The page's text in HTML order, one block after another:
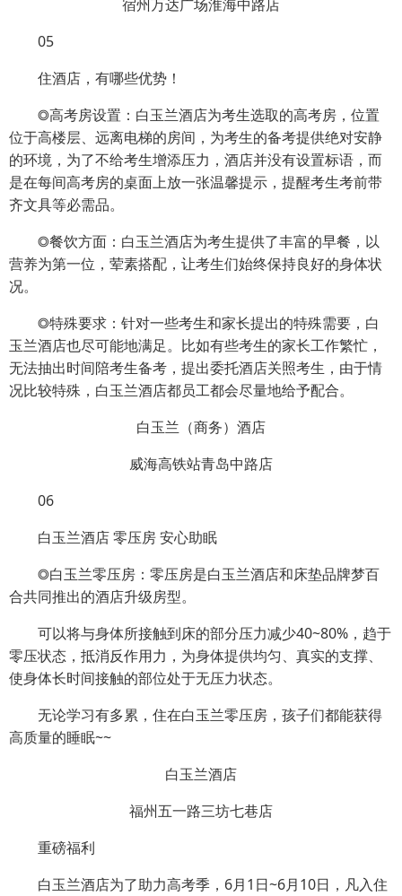
宿州万达广场淮海中路店
05
住酒店，有哪些优势！
◎高考房设置：白玉兰酒店为考生选取的高考房，位置
位于高楼层、远离电梯的房间，为考生的备考提供绝对安静
的环境，为了不给考生增添压力，酒店并没有设置标语，而
是在每间高考房的桌面上放一张温馨提示，提醒考生考前带
齐文具等必需品。
◎餐饮方面：白玉兰酒店为考生提供了丰富的早餐，以
营养为第一位，荤素搭配，让考生们始终保持良好的身体状
况。
◎特殊要求：针对一些考生和家长提出的特殊需要，白
玉兰酒店也尽可能地满足。比如有些考生的家长工作繁忙，
无法抽出时间陪考生备考，提出委托酒店关照考生，由于情
况比较特殊，白玉兰酒店都员工都会尽量地给予配合。
白玉兰（商务）酒店
威海高铁站青岛中路店
06
白玉兰酒店 零压房 安心助眠
◎白玉兰零压房：零压房是白玉兰酒店和床垫品牌梦百
合共同推出的酒店升级房型。
可以将与身体所接触到床的部分压力减少40~80%，趋于
零压状态，抵消反作用力，为身体提供均匀、真实的支撑、
使身体长时间接触的部位处于无压力状态。
无论学习有多累，住在白玉兰零压房，孩子们都能获得
高质量的睡眠~~
白玉兰酒店
福州五一路三坊七巷店
重磅福利
白玉兰酒店为了助力高考季，6月1日~6月10日，凡入住